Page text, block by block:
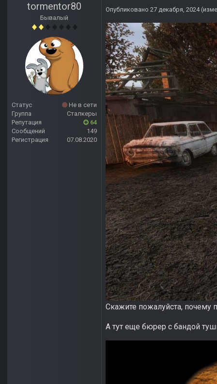
tormentor80
Бывалый
Статус
Не в сети
Группа
Сталкеры
Репутация
64
Сообщений
149
Регистрация
07.08.2020
Опубликовано 27 декабря, 2024
Скажите пожалуйста, почему
А тут еще бюрер с бандой